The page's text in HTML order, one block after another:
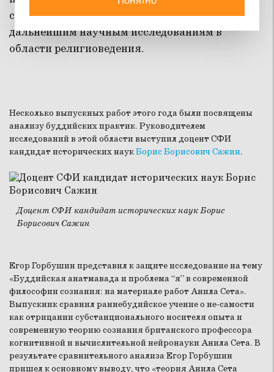
сообществ, готовятся к преподаванию и
дальнейшим научным исследованиям в
области религиоведения.
Несколько выпускных работ этого года были посвящены
анализу буддийских практик. Руководителем
исследований в этой области выступил доцент СФИ
кандидат исторических наукБорис Борисович Сажин.
Доцент СФИ кандидат исторических наук Борис
Борисович Сажин
Егор Горбушин представил к защите исследование на тему
«Буддийская анатмавада и проблема “я” в современной
философии сознания: на материале работ Анила Сета».
Выпускник сравнил раннебудийское учение о не-самости
как отрицании субстанционального носителя опыта и
современную теорию сознания британского профессора
когнитивной и вычислительной нейронауки Анила Сета. В
результате сравнительного анализа Егор Горбушин
пришел к основному выводу, что «теория Анила Сета